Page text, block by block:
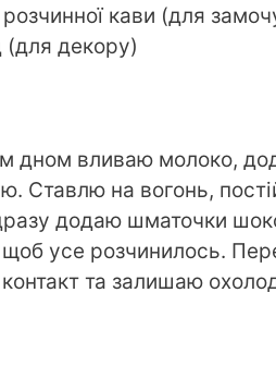
кави (для
декору)
дном вливаю молоко,
Ставлю на вогонь,
додаю шматочки
усе розчинилось.
та залишаю